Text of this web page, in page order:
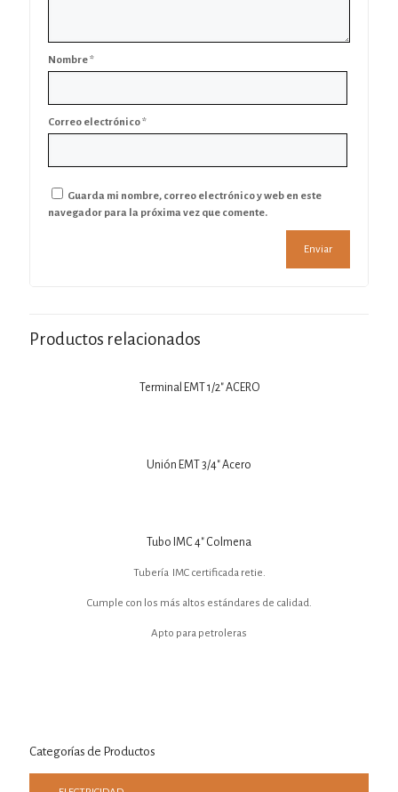
Nombre*
Correo electrónico*
Guarda mi nombre, correo electrónico y web en este
navegador para la próxima vez que comente.
Productos relacionados
Terminal EMT 1/2″ ACERO
Unión EMT 3/4″ Acero
Tubo IMC 4″ Colmena
Tubería IMC certificada retie.
Cumple con los más altos estándares de calidad.
Apto para petroleras
Categorías de Productos